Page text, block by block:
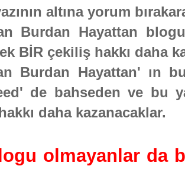
altına yorum
Burdan Hayattan
BİR çekiliş hakkı daha
Burdan Hayattan' ın
de bahseden ve bu
daha kazanacaklar.
olmayanlar da